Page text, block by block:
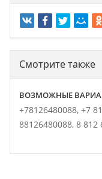
Смотрите также
ВОЗМОЖНЫЕ
+78126480088, +7
88126480088, 8 812